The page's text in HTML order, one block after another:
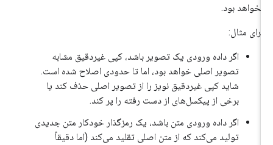
نخواهد بود.
برای مثال:
اگر داده ورودی یک تصویر باشد، کپی غیردقیق مشابه
تصویر اصلی خواهد بود، اما تا حدودی اصلاح شده است.
شاید کپی غیردقیق نویز را از تصویر اصلی حذف کند یا
برخی از پیکسل‌های از دست رفته را پر کند.
اگر داده ورودی متن باشد، یک رمزگذار خودکار متن جدیدی
تولید می‌کند که از متن اصلی تقلید می‌کند (اما دقیقاً